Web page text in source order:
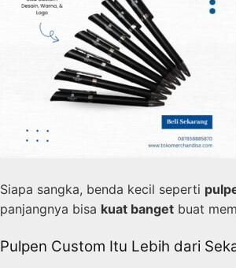
Siapa sangka, benda kecil seperti
panjangnya bisa kuat banget buat
Pulpen Custom Itu Lebih dari